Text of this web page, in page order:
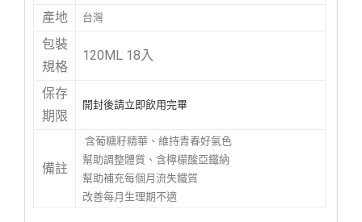
產地 台灣
包裝
規格
120ML 18入
保存
期限
開封後請立即飲用完畢
備註
含葡糖籽精華、維持青春好氣色
幫助調整體質、含檸檬酸亞鐵納
幫助補充每個月流失鐵質
改善每月生理期不適